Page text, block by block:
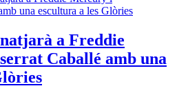
a Freddie
Caballé amb una